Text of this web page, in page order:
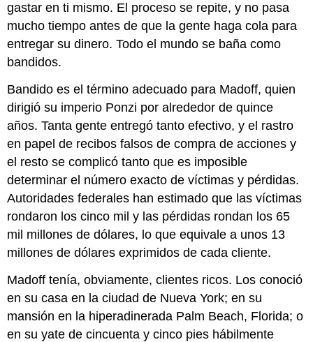
gastar en ti mismo. El proceso se repite, y no pasa
mucho tiempo antes de que la gente haga cola para
entregar su dinero. Todo el mundo se baña como
bandidos.
Bandido es el término adecuado para Madoff, quien
dirigió su imperio Ponzi por alrededor de quince
años. Tanta gente entregó tanto efectivo, y el rastro
en papel de recibos falsos de compra de acciones y
el resto se complicó tanto que es imposible
determinar el número exacto de víctimas y pérdidas.
Autoridades federales han estimado que las víctimas
rondaron los cinco mil y las pérdidas rondan los 65
mil millones de dólares, lo que equivale a unos 13
millones de dólares exprimidos de cada cliente.
Madoff tenía, obviamente, clientes ricos. Los conoció
en su casa en la ciudad de Nueva York; en su
mansión en la hiperadinerada Palm Beach, Florida; o
en su yate de cincuenta y cinco pies hábilmente